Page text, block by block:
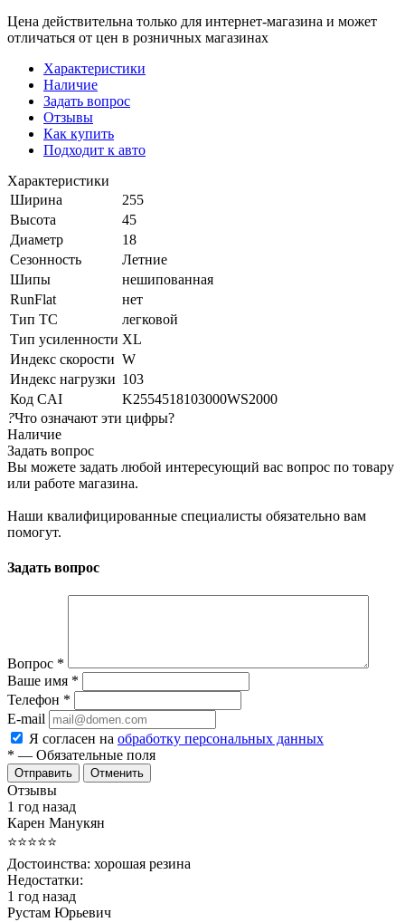
Цена действительна только для интернет-магазина и может
отличаться от цен в розничных магазинах
Характеристики
Наличие
Задать вопрос
Отзывы
Как купить
Подходит к авто
Характеристики
Ширина
255
Высота
45
Диаметр
18
Сезонность
Летние
Шипы
нешипованная
RunFlat
нет
Тип ТС
легковой
Тип усиленности XL
Индекс скорости W
Индекс нагрузки 103
Код CAI
K2554518103000WS2000
?Что означают эти цифры?
Наличие
Задать вопрос
Вы можете задать любой интересующий вас вопрос по товару
или работе магазина.
Наши квалифицированные специалисты обязательно вам
помогут.
Задать вопрос
Вопрос *
Ваше имя *
Телефон *
E-mail
Я согласен на обработку персональных данных
* — Обязательные поля
Отменить
Отзывы
1 год назад
Карен Манукян
⭐⭐⭐⭐⭐
Достоинства: хорошая резина
Недостатки:
1 год назад
Рустам Юрьевич